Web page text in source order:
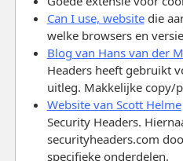
Can I use, websitedie
welke browsers en
Blog van Hans van der
Headers heeft gebruikt
uitleg. Makkelijke copy/
Website van Scott Helme
Security Headers.
securityheaders.com
specifieke onderdelen.